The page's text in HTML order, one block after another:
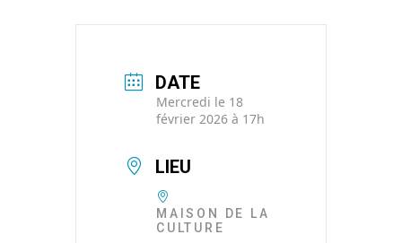
DATE
Mercredi le 18
février 2026 à 17h
LIEU
MAISON DE LA
CULTURE